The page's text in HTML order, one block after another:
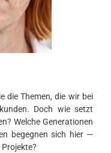
die Themen, die wir bei
Doch wie setzt
Welche Generationen
begegnen sich hier —